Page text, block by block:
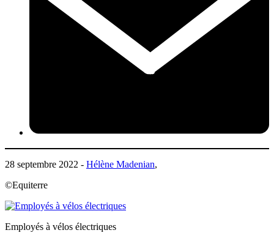
28 septembre 2022 - Hélène Madenian,
©Equiterre
Employés à vélos électriques